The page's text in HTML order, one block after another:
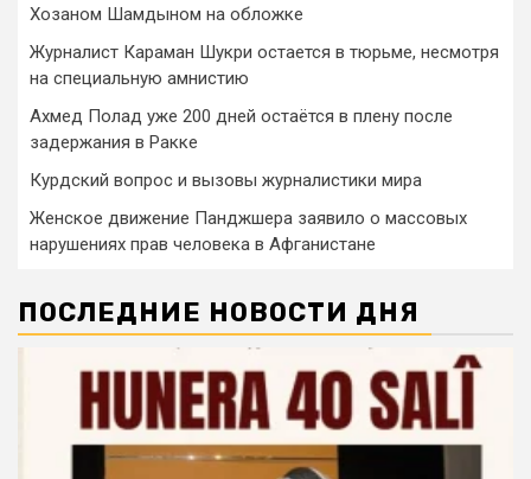
Хозаном Шамдыном на обложке
Журналист Караман Шукри остается в тюрьме, несмотря
на специальную амнистию
Ахмед Полад уже 200 дней остаётся в плену после
задержания в Ракке
Курдский вопрос и вызовы журналистики мира
Женское движение Панджшера заявило о массовых
нарушениях прав человека в Афганистане
ПОСЛЕДНИЕ НОВОСТИ ДНЯ